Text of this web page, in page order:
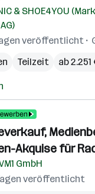
& SHOE4YOU
veröffentlicht
Teilzeit ab
Akquise für
GmbH
veröffentlicht